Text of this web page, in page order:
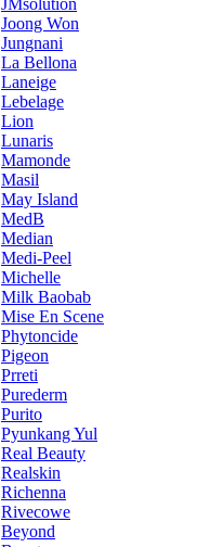
JMsolution
Joong Won
Jungnani
La Bellona
Laneige
Lebelage
Lion
Lunaris
Mamonde
Masil
May Island
MedB
Median
Medi-Peel
Michelle
Milk Baobab
Mise En Scene
Phytoncide
Pigeon
Prreti
Purederm
Purito
Pyunkang Yul
Real Beauty
Realskin
Richenna
Rivecowe
Beyond